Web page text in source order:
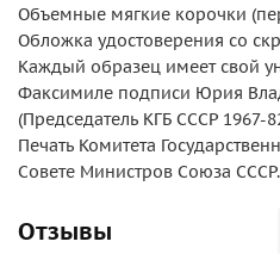
Объемные мягкие корочки
Обложка удостоверения со
Каждый образец имеет свой
Факсимиле подписи Юрия
(Председатель КГБ СССР 1967-
Печать Комитета
Совете Министров Союза СССР.
Отзывы